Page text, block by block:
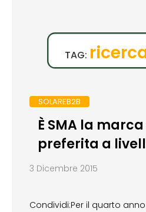
TAG:
SOLAREB2B
È SMA la
preferita a
3 Dicembre 2015
Condividi:Per il quarto